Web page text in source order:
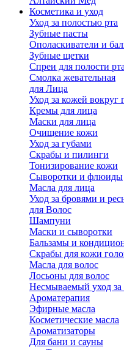
Косметика и уход
Уход за полостью рта
Зубные пасты
Ополаскиватели и
Зубные щетки
Спреи для полости рта
Смолка жевательная
для Лица
Уход за кожей вокруг
Кремы для лица
Маски для лица
Очищение кожи
Уход за губами
Скрабы и пилинги
Тонизирование кожи
Сыворотки и флюиды
Масла для лица
Уход за бровями и
для Волос
Шампуни
Маски и сыворотки
Бальзамы и
Скрабы для кожи
Масла для волос
Лосьоны для волос
Несмываемый уход за
Ароматерапия
Эфирные масла
Косметические масла
Ароматизаторы
Для бани и сауны